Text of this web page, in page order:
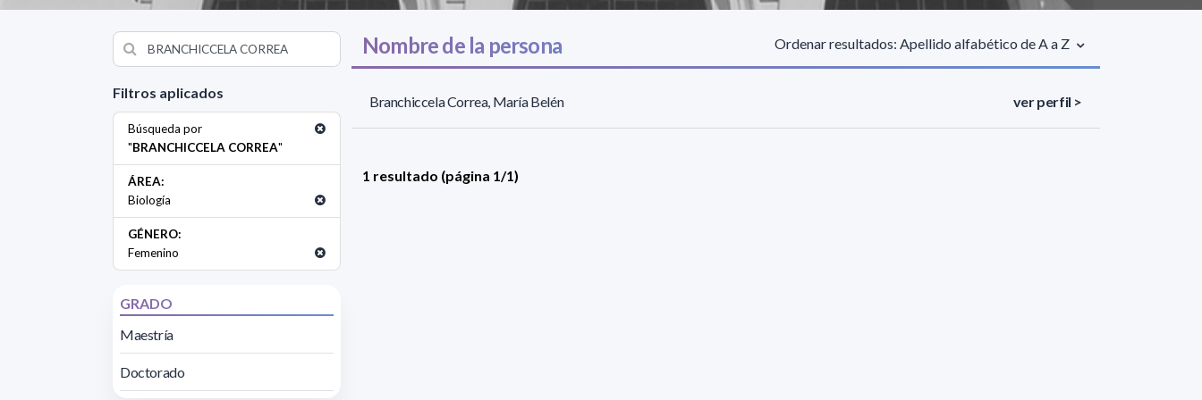
Filtros aplicados
Búsqueda por
"BRANCHICCELA CORREA"
ÁREA:
Biología
GÉNERO:
Femenino
GRADO
Maestría
Doctorado
Nombre de la persona Ordenar resultados: Apellido alfabético de A a Z
Branchiccela Correa, María Belén ver perfil >
1 resultado (página 1/1)